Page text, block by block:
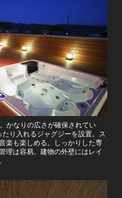
かなりの広さが確保されてい
り入れるジャグジーを設置。ス
楽も楽しめる。しっかりした専
理は容易。建物の外壁にはレイ